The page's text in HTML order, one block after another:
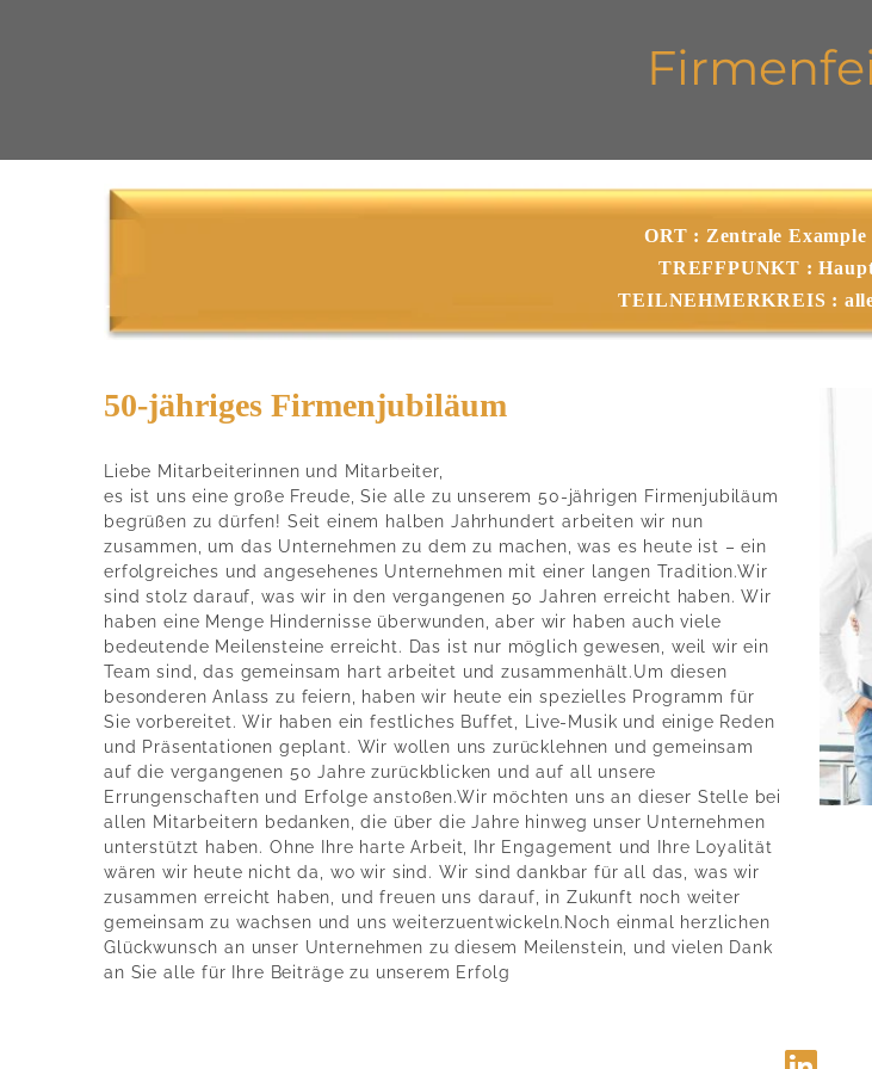
ORT : Zentrale Example
TREFFPUNKT :
TEILNEHMERKREIS :
50-jähriges Firmenjubiläum
Liebe Mitarbeiterinnen und Mitarbeiter,
es ist uns eine große Freude, Sie alle zu unserem 50-jährigen Firmenjubiläum
begrüßen zu dürfen! Seit einem halben Jahrhundert arbeiten wir nun
zusammen, um das Unternehmen zu dem zu machen, was es heute ist – ein
erfolgreiches und angesehenes Unternehmen mit einer langen Tradition.Wir
sind stolz darauf, was wir in den vergangenen 50 Jahren erreicht haben. Wir
haben eine Menge Hindernisse überwunden, aber wir haben auch viele
bedeutende Meilensteine erreicht. Das ist nur möglich gewesen, weil wir ein
Team sind, das gemeinsam hart arbeitet und zusammenhält.Um diesen
besonderen Anlass zu feiern, haben wir heute ein spezielles Programm für
Sie vorbereitet. Wir haben ein festliches Buffet, Live-Musik und einige Reden
und Präsentationen geplant. Wir wollen uns zurücklehnen und gemeinsam
auf die vergangenen 50 Jahre zurückblicken und auf all unsere
Errungenschaften und Erfolge anstoßen.Wir möchten uns an dieser Stelle bei
allen Mitarbeitern bedanken, die über die Jahre hinweg unser Unternehmen
unterstützt haben. Ohne Ihre harte Arbeit, Ihr Engagement und Ihre Loyalität
wären wir heute nicht da, wo wir sind. Wir sind dankbar für all das, was wir
zusammen erreicht haben, und freuen uns darauf, in Zukunft noch weiter
gemeinsam zu wachsen und uns weiterzuentwickeln.Noch einmal herzlichen
Glückwunsch an unser Unternehmen zu diesem Meilenstein, und vielen Dank
an Sie alle für Ihre Beiträge zu unserem Erfolg